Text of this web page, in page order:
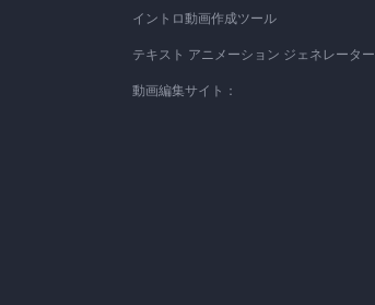
イントロ動画作成ツール
テキスト アニメーション ジェネレーター
動画編集サイト：